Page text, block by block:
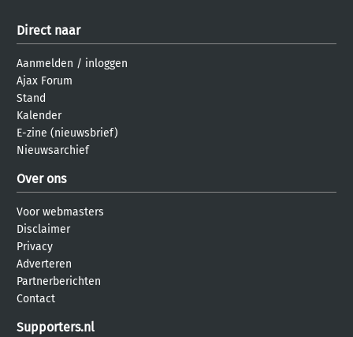
Direct naar
Aanmelden / inloggen
Ajax Forum
Stand
Kalender
E-zine (nieuwsbrief)
Nieuwsarchief
Over ons
Voor webmasters
Disclaimer
Privacy
Adverteren
Partnerberichten
Contact
Supporters.nl